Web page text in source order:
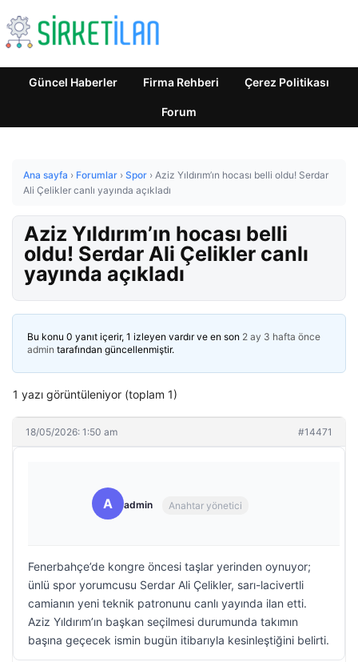
Güncel Haberler Firma Rehberi Çerez Politikası
Forum
Ana sayfa › Forumlar › Spor › Aziz Yıldırım’ın hocası belli oldu! Serdar
Ali Çelikler canlı yayında açıkladı
Aziz Yıldırım’ın hocası belli
oldu! Serdar Ali Çelikler canlı
yayında açıkladı
Bu konu 0 yanıt içerir, 1 izleyen vardır ve en son 2 ay 3 hafta önce
admin tarafından güncellenmiştir.
1 yazı görüntüleniyor (toplam 1)
18/05/2026: 1:50 am #14471
A admin Anahtar yönetici
Fenerbahçe’de kongre öncesi taşlar yerinden oynuyor;
ünlü spor yorumcusu Serdar Ali Çelikler, sarı-lacivertli
camianın yeni teknik patronunu canlı yayında ilan etti.
Aziz Yıldırım’ın başkan seçilmesi durumunda takımın
başına geçecek ismin bugün itibarıyla kesinleştiğini belirti.